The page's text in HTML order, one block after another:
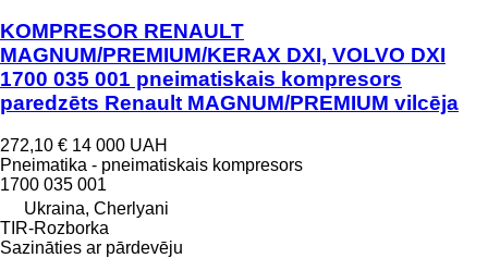
KOMPRESOR RENAULT
MAGNUM/PREMIUM/KERAX DXI, VOLVO DXI
1700 035 001 pneimatiskais kompresors
paredzēts Renault MAGNUM/PREMIUM vilcēja
272,10 € 14 000 UAH
Pneimatika - pneimatiskais kompresors
1700 035 001
Ukraina, Cherlyani
TIR-Rozborka
Sazināties ar pārdevēju